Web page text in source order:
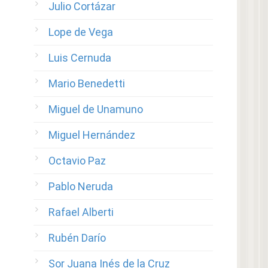
Julio Cortázar
Lope de Vega
Luis Cernuda
Mario Benedetti
Miguel de Unamuno
Miguel Hernández
Octavio Paz
Pablo Neruda
Rafael Alberti
Rubén Darío
Sor Juana Inés de la Cruz